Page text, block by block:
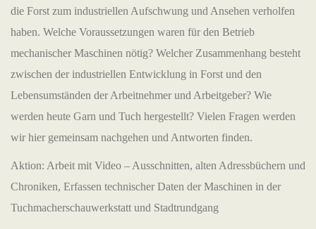
die Forst zum industriellen Aufschwung und Ansehen verholfen
haben. Welche Voraussetzungen waren für den Betrieb
mechanischer Maschinen nötig? Welcher Zusammenhang besteht
zwischen der industriellen Entwicklung in Forst und den
Lebensumständen der Arbeitnehmer und Arbeitgeber? Wie
werden heute Garn und Tuch hergestellt? Vielen Fragen werden
wir hier gemeinsam nachgehen und Antworten finden.
Aktion: Arbeit mit Video – Ausschnitten, alten Adressbüchern und
Chroniken, Erfassen technischer Daten der Maschinen in der
Tuchmacherschauwerkstatt und Stadtrundgang